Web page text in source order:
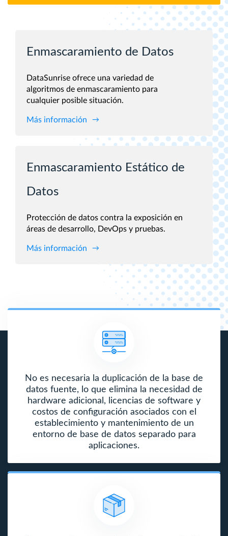
Enmascaramiento de Datos
DataSunrise ofrece una variedad de
algoritmos de enmascaramiento para
cualquier posible situación.
Más información
Enmascaramiento Estático de
Datos
Protección de datos contra la exposición en
áreas de desarrollo, DevOps y pruebas.
Más información
No es necesaria la duplicación de la base de
datos fuente, lo que elimina la necesidad de
hardware adicional, licencias de software y
costos de configuración asociados con el
establecimiento y mantenimiento de un
entorno de base de datos separado para
aplicaciones.